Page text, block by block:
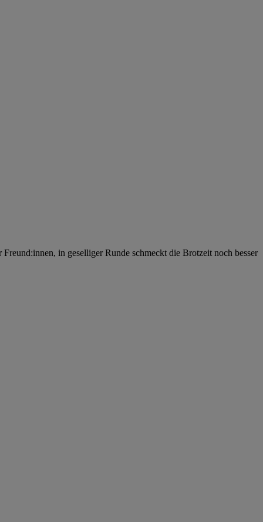
in geselliger Runde schmeckt die Brotzeit noch besser